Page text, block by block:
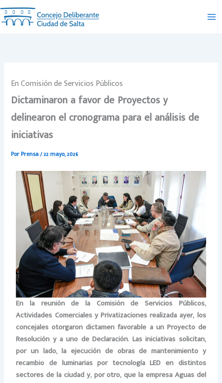
Ir
al
contenido
En Comisión de Servicios Públicos
Dictaminaron a favor de Proyectos y
delinearon el cronograma para el análisis de
iniciativas
PorPrensa/22 mayo, 2026
En la reunión de la Comisión de Servicios Públicos,
Actividades Comerciales y Privatizaciones realizada ayer, los
concejales otorgaron dictamen favorable a un Proyecto de
Resolución y a uno de Declaración. Las iniciativas solicitan,
por un lado, la ejecución de obras de mantenimiento y
recambio de luminarias por tecnología LED en distintos
sectores de la ciudad y, por otro, que la empresa Aguas del